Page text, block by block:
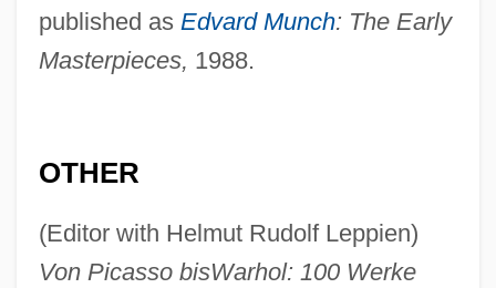
published as Edvard Munch: The Early
Masterpieces, 1988.
OTHER
(Editor with Helmut Rudolf Leppien)
Von Picasso bisWarhol: 100 Werke